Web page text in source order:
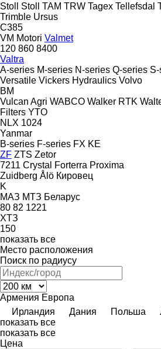
Stoll
Stoll TAM TRW Tagex Tellefsdal
Trimble Ursus
C385
VM Motori Valmet
120 860 8400
Valtra
A-series M-series N-series Q-series
Versatile Vickers Hydraulics Volvo
BM
Vulcan Agri WABCO Walker RTK
Filters YTO
NLX 1024
Yanmar
B-series F-series FX KE
ZF ZTS Zetor
7211 Crystal Forterra Proxima
Zuidberg Ålö Кировец
K
МАЗ МТЗ Беларус
80 82 1221
ХТЗ
150
показать все
Место расположения
Поиск по радиусу
Армения Европа
Ирландия
Дания Польша
показать все
показать все
Цена